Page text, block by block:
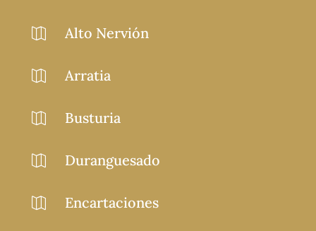
 Alto Nervión
 Arratia
 Busturia
 Duranguesado
 Encartaciones